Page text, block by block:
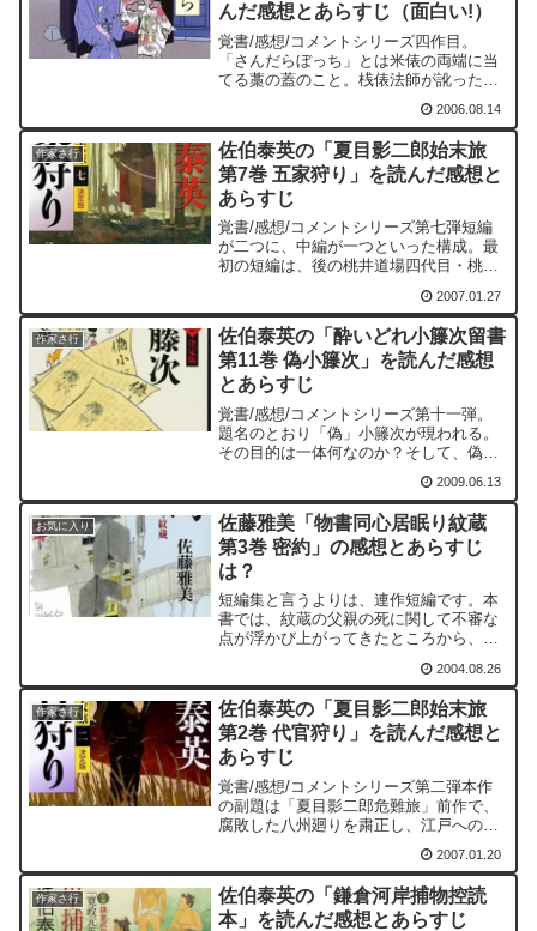
んだ感想とあらすじ（面白い!）
覚書/感想/コメントシリーズ四作目。
「さんだらぼっち」とは米俵の両端に当
てる藁の蓋のこと。桟俵法師が訛ったも
不幸な話の多いこの作品の中で一番やり
きれない作品である。伊三次の女房にな
ったお文だが、まだ子供の...
2006.08.14
作家さ行
佐伯泰英の「夏目影二郎始末旅
第7巻 五家狩り」を読んだ感想と
あらすじ
覚書/感想/コメントシリーズ第七弾短編
が二つに、中編が一つといった構成。最
初の短編は、後の桃井道場四代目・桃井
るための物語となっている。この田中甚
助豊秋と影二郎が今後の物語の中で、絡
んでいくことになるのだ...
2007.01.27
作家さ行
佐伯泰英の「酔いどれ小籐次留書
第11巻 偽小籐次」を読んだ感想
とあらすじ
覚書/感想/コメントシリーズ第十一弾。
題名のとおり「偽」小籐次が現われる。
その目的は一体何なのか？そして、偽小
御鑓拝借騒動の一件が絡んでくる。未だ
に御鑓拝借騒動が小籐次の身に平安な時
をもたらせてくれない。...
2009.06.13
お気に入り
佐藤雅美「物書同心居眠り紋蔵
第3巻 密約」の感想とあらすじ
は？
短編集と言うよりは、連作短編です。本
書では、紋蔵の父親の死に関して不審な
点が浮かび上がってきたところから、そ
となっています。本書の題｢密約｣も、最
後まで読めば納得のいく題名となってい
ます。さて、この過程で...
2004.08.26
作家さ行
佐伯泰英の「夏目影二郎始末旅
第2巻 代官狩り」を読んだ感想と
あらすじ
覚書/感想/コメントシリーズ第二弾本作
の副題は「夏目影二郎危難旅」前作で、
腐敗した八州廻りを粛正し、江戸への帰
消された夏目影二郎。その話は老中・水
野越前守忠邦に伝わり、老中直々に影二
郎の赦免手続きがなされ...
2007.01.20
作家さ行
佐伯泰英の「鎌倉河岸捕物控読
本」を読んだ感想とあらすじ